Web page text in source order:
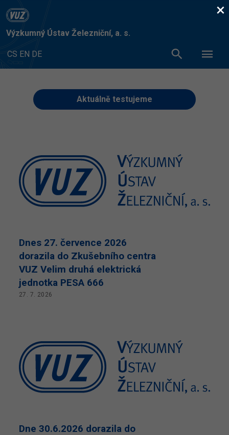
Výzkumný Ústav Železniční, a. s.
CS EN DE
Aktuálně testujeme
​Dnes 27. července 2026
dorazila do Zkušebního centra
VUZ Velim druhá elektrická
jednotka PESA 666
27. 7. 2026
Dne 30.6.2026 dorazila do
×